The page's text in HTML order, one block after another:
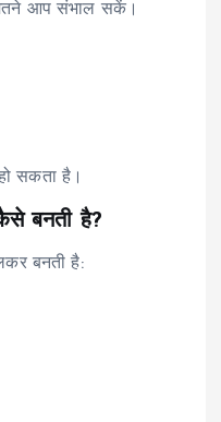
आप संभाल सकें।
सकता है।
बनती है?
बनती है: